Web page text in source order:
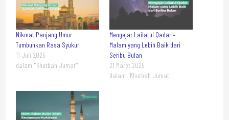
Nikmat Panjang Umur
Tumbuhkan Rasa Syukur
11 Juli 2025
dalam "Khutbah Jumat"
Mengejar Lailatul Qadar –
Malam yang Lebih Baik dari
Seribu Bulan
21 Maret 2025
dalam "Khutbah Jumat"